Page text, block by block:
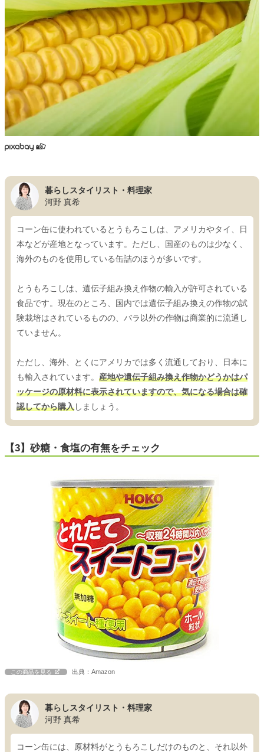
暮らしスタイリスト・料理家
河野 真希
コーン缶に使われているとうもろこしは、アメリカやタイ、日
本などが産地となっています。ただし、国産のものは少なく、
海外のものを使用している缶詰のほうが多いです。
とうもろこしは、遺伝子組み換え作物の輸入が許可されている
食品です。現在のところ、国内では遺伝子組み換えの作物の試
験栽培はされているものの、バラ以外の作物は商業的に流通し
ていません。
ただし、海外、とくにアメリカでは多く流通しており、日本に
も輸入されています。 産地や遺伝子組み換え作物かどうかはパ
ッケージの原材料に表示されていますので、気になる場合は確
認してから購入しましょう。
【3】砂糖・食塩の有無をチェック
この商品を見る 出典：Amazon
暮らしスタイリスト・料理家
河野 真希
コーン缶には、原材料がとうもろこしだけのものと、それ以外